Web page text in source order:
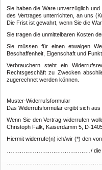
Sie haben die Ware unverzüglich
des Vertrages unterrichten, an uns (
Die Frist ist gewahrt, wenn Sie die
Sie tragen die unmittelbaren Kosten
Sie müssen für einen etwaigen
Beschaffenheit, Eigenschaft und
Verbrauchern steht ein
Rechtsgeschäft zu Zwecken
zugerechnet werden können.
Muster-Widerrufsformular
Das Widerrufsformular ergibt sich
Wenn Sie den Vertrag widerrufen
Christoph Falk, Kaiserdamm 5, D-
Hiermit widerrufe(n) ich/wir (*) den
………………………………………/ die